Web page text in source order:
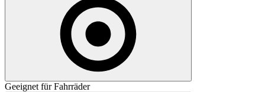
Geeignet für Fahrräder